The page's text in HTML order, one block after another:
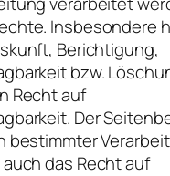
Insbesondere
Berichtigung,
bzw.
Recht auf
Der
bestimmter
das Recht auf